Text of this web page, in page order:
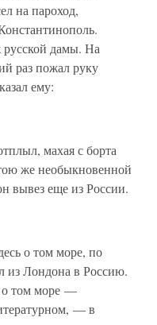
на пароход,
русской дамы. На
раз пожал руку
ему:
махая с борта
же необыкновенной
вывез еще из России.
о том море, по
из Лондона в Россию.
о том море —
— в